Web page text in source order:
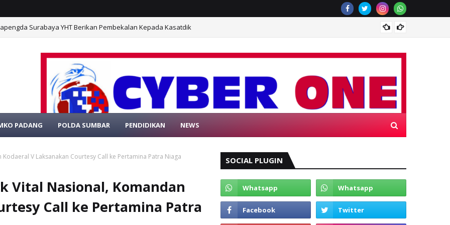
Surabaya YHT Berikan Pembekalan Kepada Kasatdik
RESMI PORTAL BERITA MEDIAONLINE CYBER ONE
PADANG POLDA SUMBAR PENDIDIKAN NEWS
V Laksanakan Courtesy Call ke Pertamina Patra Niaga
Vital Nasional, Komandan
Call ke Pertamina Patra
SOCIAL PLUGIN